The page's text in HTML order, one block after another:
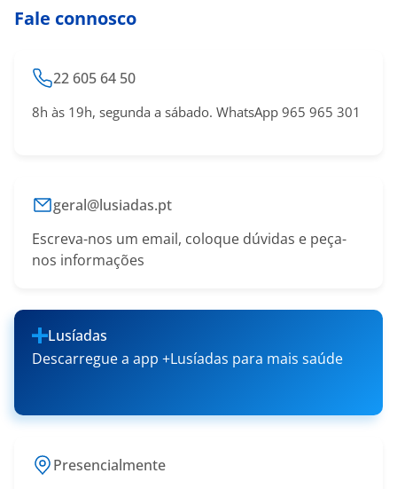
Fale connosco
22 605 64 50
8h às 19h, segunda a sábado. WhatsApp 965 965 301
geral@lusiadas.pt
Escreva-nos um email, coloque dúvidas e peça-
nos informações
Lusíadas
Descarregue a app +Lusíadas para mais saúde
Presencialmente